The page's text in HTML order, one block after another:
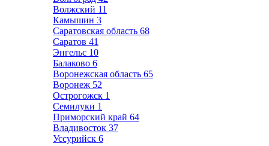
Волжский 11
Камышин 3
Саратовская область 68
Саратов 41
Энгельс 10
Балаково 6
Воронежская область 65
Воронеж 52
Острогожск 1
Семилуки 1
Приморский край 64
Владивосток 37
Уссурийск 6